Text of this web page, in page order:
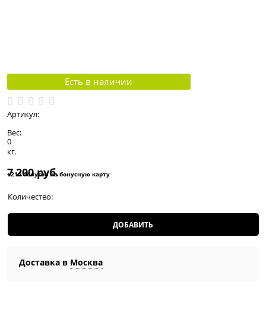
Есть в наличии
Артикул:
Вес:
0
кг.
7 200 руб.
+216 бонусов на бонусную карту
Количество:
ДОБАВИТЬ
Доставка в Москва